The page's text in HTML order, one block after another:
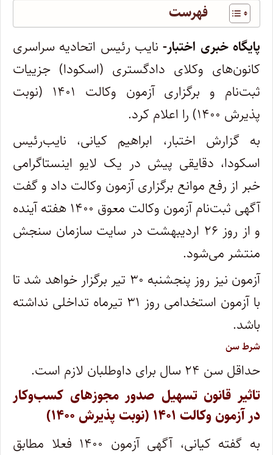
فهرست
پایگاه خبری اختبار-نایب رئیس اتحادیه سراسری
کانون‌های وکلای دادگستری (اسکودا) جزییات
ثبت‌نام و برگزاری آزمون وکالت ۱۴۰۱ (نوبت
پذیرش ۱۴۰۰) را اعلام کرد.
به گزارش اختبار، ابراهیم کیانی، نایب‌رئیس
اسکودا، دقایقی پیش در یک لایو اینستاگرامی
خبر از رفع موانع برگزاری آزمون وکالت داد و گفت
آگهی ثبت‌نام آزمون وکالت معوق ۱۴۰۰ هفته آینده
و از روز ۲۶ اردیبهشت در سایت سازمان سنجش
منتشر می‌شود.
آزمون نیز روز پنجشنبه ۳۰ تیر برگزار خواهد شد تا
با آزمون استخدامی روز ۳۱ تیرماه تداخلی نداشته
باشد.
شرط سن
حداقل سن ۲۴ سال برای داوطلبان لازم است.
تاثیر قانون تسهیل صدور مجوزهای کسب‌وکار
در آزمون وکالت ۱۴۰۱ (نوبت پذیرش ۱۴۰۰)
به گفته کیانی، آگهی آزمون ۱۴۰۰ فعلا مطابق